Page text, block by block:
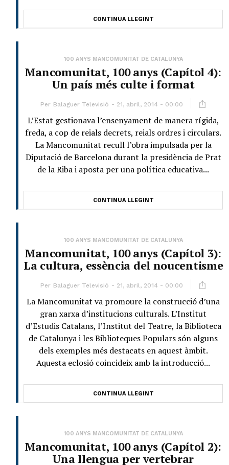
CONTINUA LLEGINT
100 ANYS MANCOMUNITAT DE CATALUNYA
Mancomunitat, 100 anys (Capítol 4):
Un país més culte i format
Per Balaguer Televisió 21, abril, 2014 - 00:00
L’Estat gestionava l’ensenyament de manera rígida,
freda, a cop de reials decrets, reials ordres i circulars.
La Mancomunitat recull l’obra impulsada per la
Diputació de Barcelona durant la presidència de Prat
de la Riba i aposta per una política educativa...
CONTINUA LLEGINT
100 ANYS MANCOMUNITAT DE CATALUNYA
Mancomunitat, 100 anys (Capítol 3):
La cultura, essència del noucentisme
Per Balaguer Televisió 21, abril, 2014 - 00:00
La Mancomunitat va promoure la construcció d’una
gran xarxa d’institucions culturals. L’Institut
d’Estudis Catalans, l’Institut del Teatre, la Biblioteca
de Catalunya i les Biblioteques Populars són alguns
dels exemples més destacats en aquest àmbit.
Aquesta eclosió coincideix amb la introducció...
CONTINUA LLEGINT
100 ANYS MANCOMUNITAT DE CATALUNYA
Mancomunitat, 100 anys (Capítol 2):
Una llengua per vertebrar